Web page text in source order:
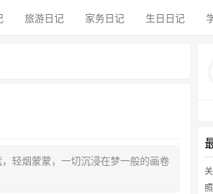
旅游日记 家务日记 生日日记
轻烟蒙蒙，一切沉浸在梦一般的画卷